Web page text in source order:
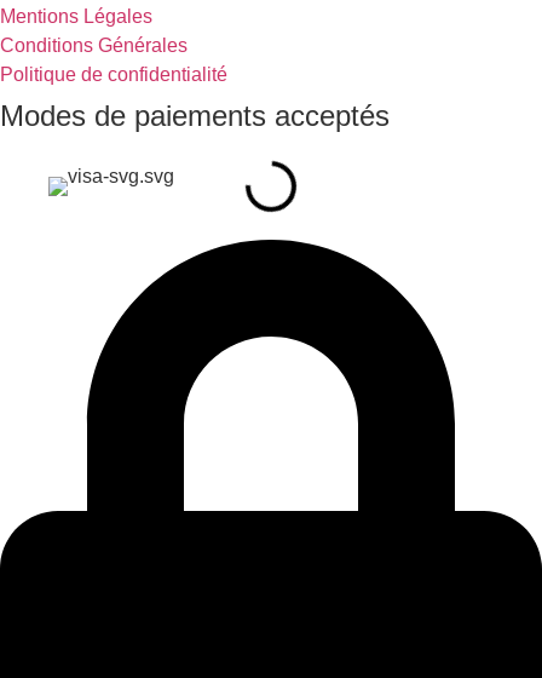
Mentions Légales
Conditions Générales
Politique de confidentialité
Modes de paiements acceptés